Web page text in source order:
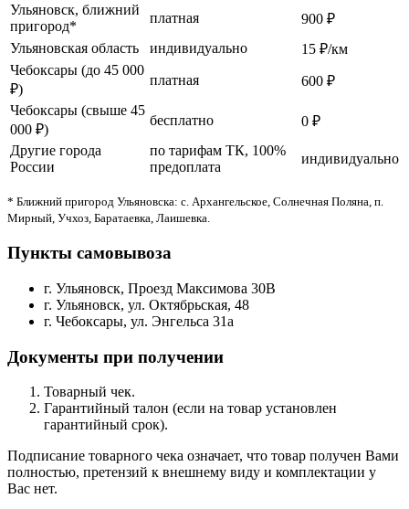
Ульяновск, ближний
пригород*
платная
900 ₽
Ульяновская область
индивидуально
15 ₽/км
Чебоксары (до 45 000
₽)
платная
600 ₽
Чебоксары (свыше 45
000 ₽)
бесплатно
0 ₽
Другие города
России
по тарифам ТК, 100%
предоплата
индивидуально
* Ближний пригород Ульяновска: с. Архангельское, Солнечная Поляна, п.
Мирный, Учхоз, Баратаевка, Лаишевка.
Пункты самовывоза
г. Ульяновск, Проезд Максимова 30В
г. Ульяновск, ул. Октябрьская, 48
г. Чебоксары, ул. Энгельса 31а
Документы при получении
Товарный чек.
Гарантийный талон (если на товар установлен
гарантийный срок).
Подписание товарного чека означает, что товар получен Вами
полностью, претензий к внешнему виду и комплектации у
Вас нет.